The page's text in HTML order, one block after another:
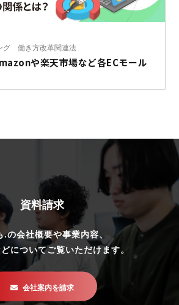
グ 働き方改革関連法
や楽天市場など各ECモール
資料請求
.の会社概要や事業内容、
についてご覧いただけます。
会社案内を請求